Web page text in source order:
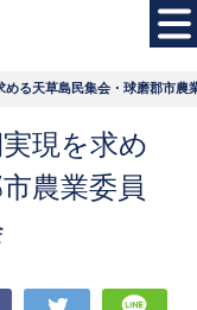
主党・参議
る天草島民集会・球磨郡市農
現を求め
農業委員
Facebook Twitter